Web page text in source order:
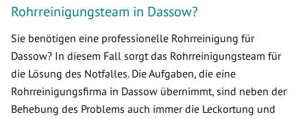
Rohrreinigungsteam in Dassow?
Sie benötigen eine professionelle Rohrreinigung für
Dassow? In diesem Fall sorgt das Rohrreinigungsteam für
die Lösung des Notfalles. Die Aufgaben, die eine
Rohrreinigungsfirma in Dassow übernimmt, sind neben der
Behebung des Problems auch immer die Leckortung und